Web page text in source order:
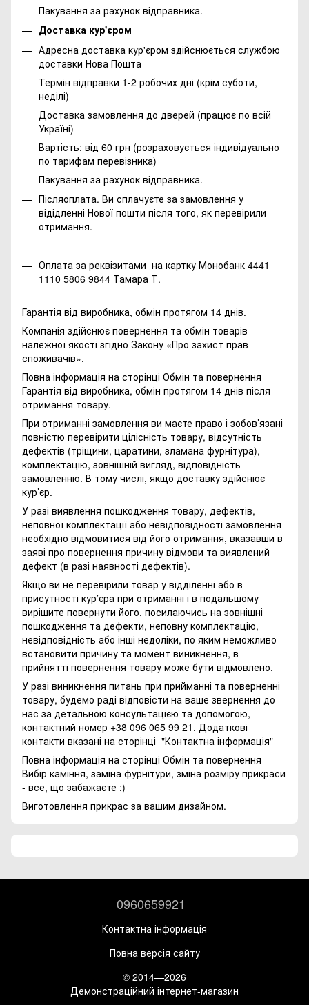
Пакування за рахунок відправника.
Доставка кур'єром
Адресна доставка кур'єром здійснюється службою
доставки Нова Пошта
Термін відправки 1-2 робочих дні (крім суботи,
неділі)
Доставка замовлення до дверей (працює по всій
Україні)
Вартість: від 60 грн (розраховується індивідуально
по тарифам перевізника)
Пакування за рахунок відправника.
Післяоплата. Ви сплачуєте за замовлення у
відідленні Нової пошти після того, як перевірили
отримання.
Оплата за реквізитами на картку Монобанк 4441
1110 5806 9844 Тамара Т.
Гарантія від виробника, обмін протягом 14 днів.
Компанія здійснює повернення та обмін товарів
належної якості згідно Закону «Про захист прав
споживачів».
Повна інформація на сторінці Обмін та повернення
Гарантія від виробника, обмін протягом 14 днів після
отримання товару.
При отриманні замовлення ви маєте право і зобов’язані
повністю перевірити цілісність товару, відсутність
дефектів (тріщини, царатини, зламана фурнітура),
комплектацію, зовнішній вигляд, відповідність
замовленню. В тому числі, якщо доставку здійснює
кур’єр.
У разі виявлення пошкодження товару, дефектів,
неповної комплектації або невідповідності замовлення
необхідно відмовитися від його отримання, вказавши в
заяві про повернення причину відмови та виявлений
дефект (в разі наявності дефектів).
Якщо ви не перевірили товар у відділенні або в
присутності кур’єра при отриманні і в подальшому
вирішите повернути його, посилаючись на зовнішні
пошкодження та дефекти, неповну комплектацію,
невідповідність або інші недоліки, по яким неможливо
встановити причину та момент виникнення, в
прийнятті повернення товару може бути відмовлено.
У разі виникнення питань при прийманні та поверненні
товару, будемо раді відповісти на ваше звернення до
нас за детальною консультацією та допомогою,
контактний номер +38 096 065 99 21. Додаткові
контакти вказані на сторінці "Контактна інформація"
Повна інформація на сторінці Обмін та повернення
Вибір каміння, заміна фурнітури, зміна розміру прикраси
- все, що забажаєте :)
Виготовлення прикрас за вашим дизайном.
0960659921
Контактна інформація
Повна версія сайту
© 2014—2026
Демонстраційний інтернет-магазин